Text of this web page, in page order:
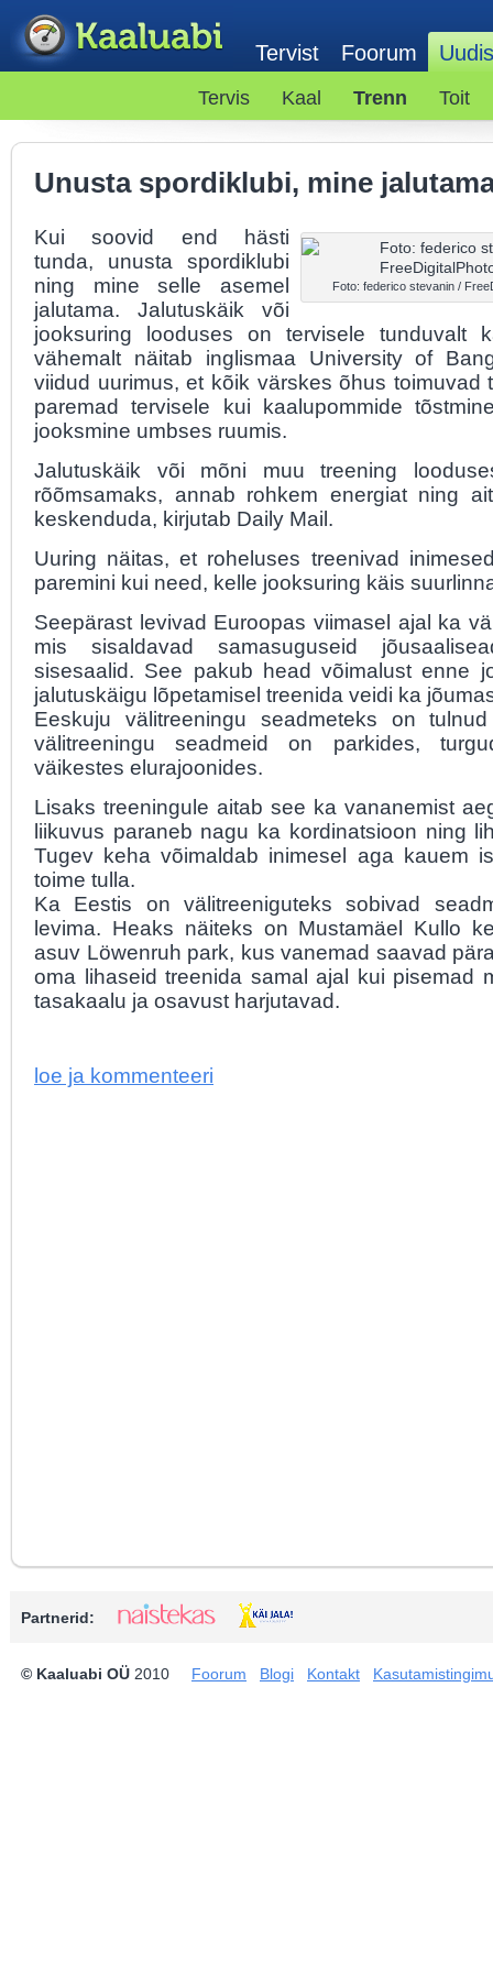
Tervist Foorum
Tervis Kaal Trenn Toit
Unusta spordiklubi, mine
Foto: federico stevanin /
Kui soovid end hästi
tunda, unusta spordiklubi
ning mine selle asemel
jalutama. Jalutuskäik või
jooksuring looduses on tervisele tunduvalt
vähemalt näitab inglismaa University of
viidud uurimus, et kõik värskes õhus toimuvad
paremad tervisele kui kaalupommide
jooksmine umbses ruumis.
Jalutuskäik või mõni muu treening
rõõmsamaks, annab rohkem energiat ning
keskenduda, kirjutab Daily Mail.
Uuring näitas, et roheluses treenivad
paremini kui need, kelle jooksuring käis
Seepärast levivad Euroopas viimasel ajal ka
mis sisaldavad samasuguseid
sisesaalid. See pakub head võimalust enne
jalutuskäigu lõpetamisel treenida veidi ka
Eeskuju välitreeningu seadmeteks on
välitreeningu seadmeid on parkides,
väikestes elurajoonides.
Lisaks treeningule aitab see ka vananemist
liikuvus paraneb nagu ka kordinatsioon ning
Tugev keha võimaldab inimesel aga kauem
toime tulla.
Ka Eestis on välitreeniguteks sobivad
levima. Heaks näiteks on Mustamäel Kullo
asuv Löwenruh park, kus vanemad saavad
oma lihaseid treenida samal ajal kui pisemad
tasakaalu ja osavust harjutavad.
loe ja kommenteeri
Partnerid:
© Kaaluabi OÜ 2010 Foorum Blogi Kontakt